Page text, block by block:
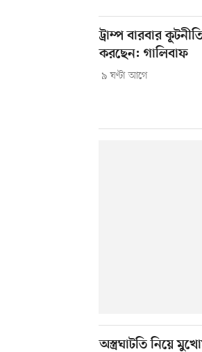
ট্রাম্প বারবার
করছেন: গালিবাফ
৯ ঘণ্টা আগে
অস্ত্রঘাটতি নিয়ে